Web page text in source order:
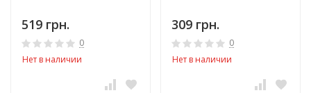
519 грн.
0
Нет в наличии
309 грн.
0
Нет в наличии